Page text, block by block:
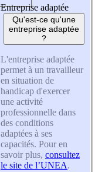
Entreprise adaptée
Qu'est-ce qu'une
entreprise adaptée
?
L'entreprise adaptée
permet à un travailleur
en situation de
handicap d'exercer
une activité
professionnelle dans
des conditions
adaptées à ses
capacités. Pour en
savoir plus, consultez
le site de l’UNEA.